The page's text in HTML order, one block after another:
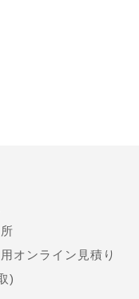
オンライン見積り
)